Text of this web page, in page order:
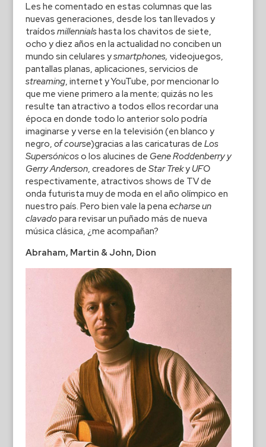
Les he comentado en estas columnas que las
nuevas generaciones, desde los tan llevados y
traídos millennialshasta los chavitos de siete,
ocho y diez años en la actualidad no conciben un
mundo sin celulares ysmartphones, videojuegos,
pantallas planas, aplicaciones, servicios de
streaming, internet y YouTube, por mencionar lo
que me viene primero a la mente; quizás no les
resulte tan atractivo a todos ellos recordar una
época en donde todo lo anterior solo podría
imaginarse y verse en la televisión (en blanco y
negro, of course)gracias a las caricaturas de Los
Supersónicoso los alucines de Gene Roddenberry y
Gerry Anderson, creadores de Star Treky UFO
respectivamente, atractivos shows de TV de
onda futurista muy de moda en el año olímpico en
nuestro país. Pero bien vale la pena echarse un
clavadopara revisar un puñado más de nueva
música clásica, ¿me acompañan?
Abraham, Martin & John, Dion